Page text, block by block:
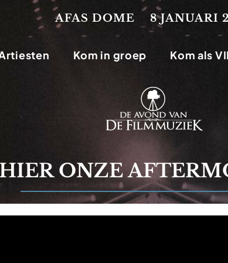
AFAS DOME 8 JANUARI
Kom in groep Kom als
ONZE